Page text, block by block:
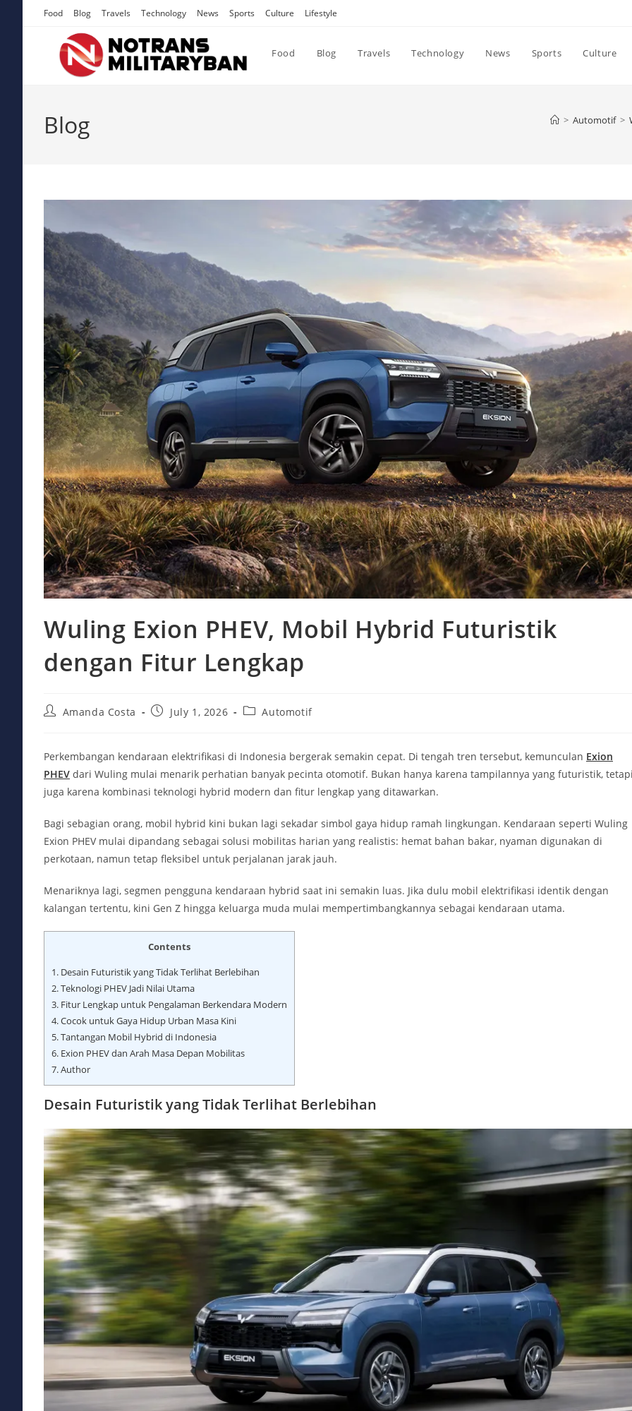
Food Blog Travels Technology News Sports Culture Lifestyle
Food Blog Travels Technology News Sports Culture
Blog > Automotif >
Wuling Exion PHEV, Mobil Hybrid Futuristik
dengan Fitur Lengkap
PostAmanda Costa
PostJuly 1, 2026
PostAutomotif
Perkembangan kendaraan elektrifikasi di Indonesia bergerak semakin cepat. Di tengah tren tersebut, kemunculan Exion
PHEV dari Wuling mulai menarik perhatian banyak pecinta otomotif. Bukan hanya karena tampilannya yang futuristik,
juga karena kombinasi teknologi hybrid modern dan fitur lengkap yang ditawarkan.
Bagi sebagian orang, mobil hybrid kini bukan lagi sekadar simbol gaya hidup ramah lingkungan. Kendaraan seperti Wuling
Exion PHEV mulai dipandang sebagai solusi mobilitas harian yang realistis: hemat bahan bakar, nyaman digunakan di
perkotaan, namun tetap fleksibel untuk perjalanan jarak jauh.
Menariknya lagi, segmen pengguna kendaraan hybrid saat ini semakin luas. Jika dulu mobil elektrifikasi identik dengan
kalangan tertentu, kini Gen Z hingga keluarga muda mulai mempertimbangkannya sebagai kendaraan utama.
Contents
1. Desain Futuristik yang Tidak Terlihat Berlebihan
2.Teknologi PHEV Jadi Nilai Utama
3. Fitur Lengkap untuk Pengalaman Berkendara Modern
4.Cocok untuk Gaya Hidup Urban Masa Kini
5.Tantangan Mobil Hybrid di Indonesia
6. Exion PHEV dan Arah Masa Depan Mobilitas
7.Author
Desain Futuristik yang Tidak Terlihat Berlebihan